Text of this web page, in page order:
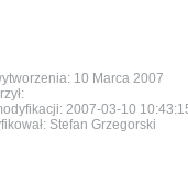
10 Marca 2007
2007-03-10
Stefan Grzegorski